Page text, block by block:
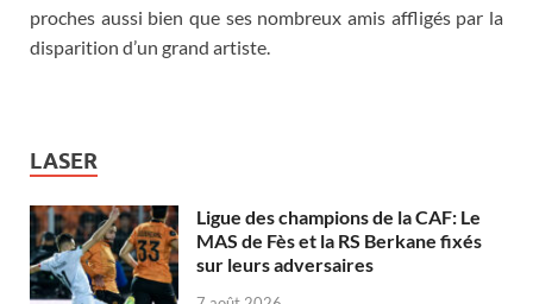
proches aussi bien que ses nombreux amis affligés par la
disparition d’un grand artiste.
LASER
Ligue des champions de la CAF: Le
MAS de Fès et la RS Berkane fixés
sur leurs adversaires